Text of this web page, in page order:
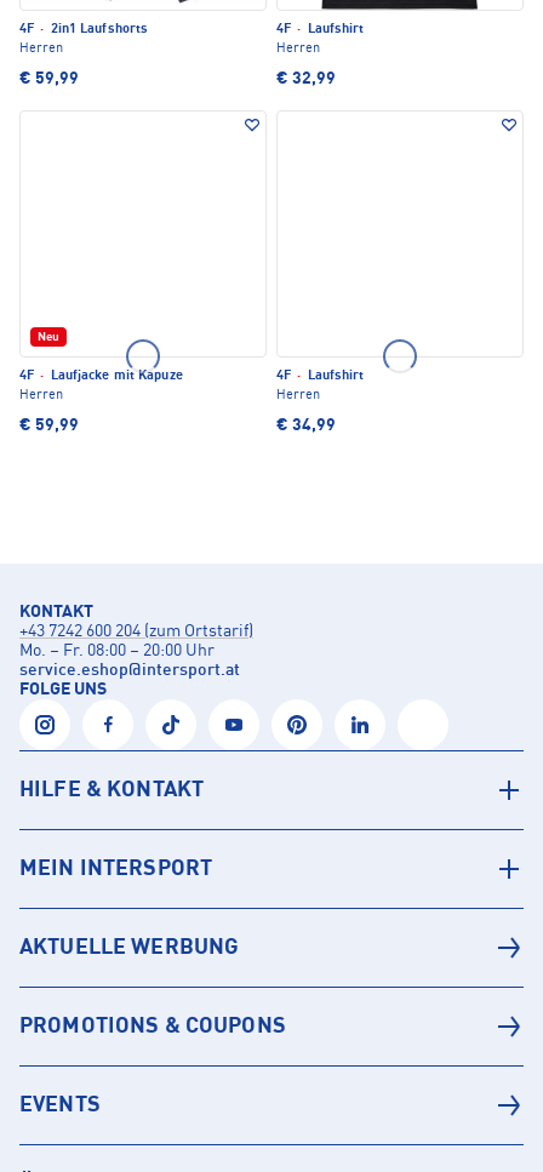
4F · 2in1 Laufshorts
Herren
€ 59,99
4F ·
Laufshirt
Herren
€ 32,99
Neu
4F ·
Laufjacke mit Kapuze
Herren
€ 59,99
4F ·
Laufshirt
Herren
€ 34,99
KONTAKT
+43 7242 600 204 (zum Ortstarif)
Mo. – Fr. 08:00 – 20:00 Uhr
service.eshop@intersport.at
FOLGE UNS
HILFE & KONTAKT
MEIN INTERSPORT
AKTUELLE WERBUNG
PROMOTIONS & COUPONS
EVENTS